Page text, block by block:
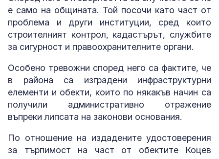
е само на общината. Той посочи като част от
проблема и други институции, сред които
строителният контрол, кадастърът, службите
за сигурност и правоохранителните органи.
Особено тревожни според него са фактите, че
в района са изградени инфраструктурни
елементи и обекти, които по някакъв начин са
получили административно отражение
въпреки липсата на законови основания.
По отношение на издадените удостоверения
за търпимост на част от обектите Коцев